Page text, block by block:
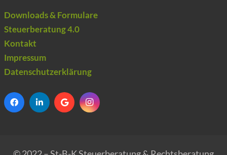
Downloads & Formulare
Steuerberatung 4.0
Kontakt
Impressum
Datenschutzerklärung